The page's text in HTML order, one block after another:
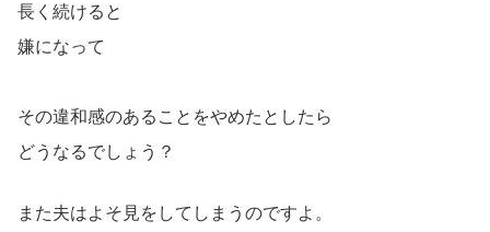
長く続けると
嫌になって
その違和感のあることをやめたとしたら
どうなるでしょう？
また夫はよそ見をしてしまうのですよ。